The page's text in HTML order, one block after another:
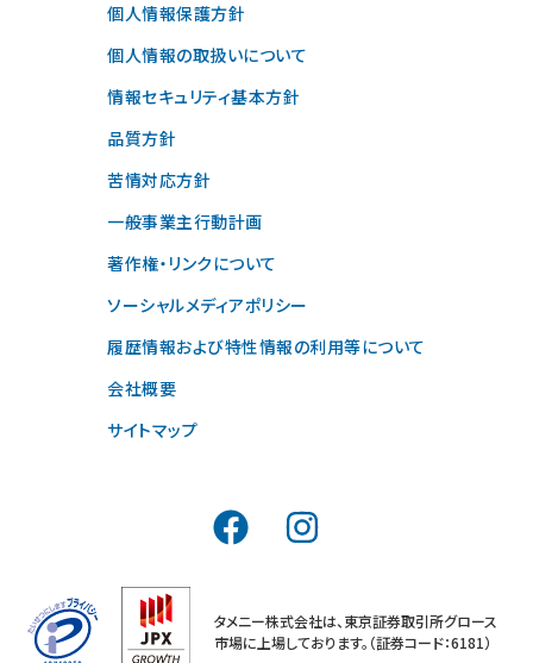
個人情報保護方針
個人情報の取扱いについて
情報セキュリティ基本方針
品質方針
苦情対応方針
一般事業主行動計画
著作権・リンクについて
ソーシャルメディアポリシー
履歴情報および特性情報の利用等について
会社概要
サイトマップ
タメニー株式会社は、東京証券取引所グロース
市場に上場しております。（証券コード：6181）